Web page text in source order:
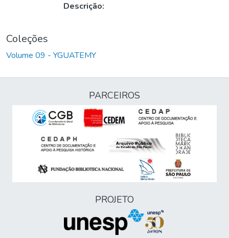
Descrição:
Coleções
Volume 09 - YGUATEMY
PARCEIROS
PROJETO